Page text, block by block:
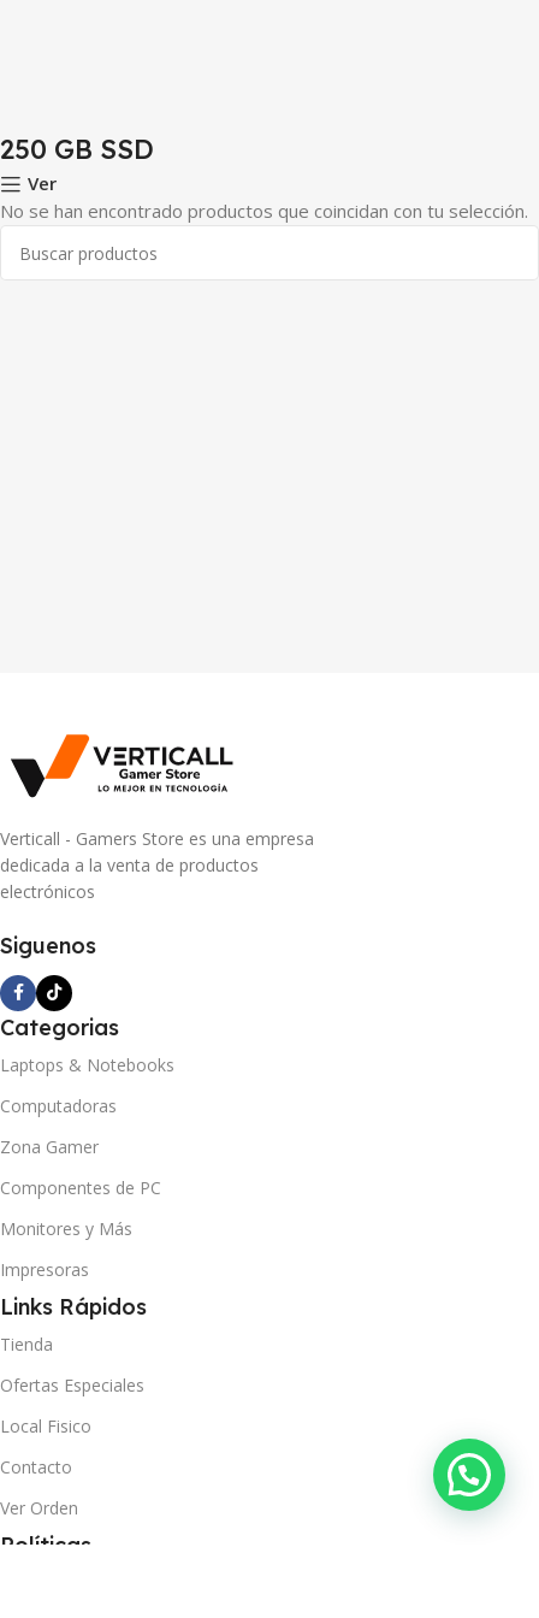
250 GB SSD
Ver
No se han encontrado productos que coincidan con tu selección.
Verticall - Gamers Store es una empresa
dedicada a la venta de productos
electrónicos
Siguenos
Categorias
Laptops & Notebooks
Computadoras
Zona Gamer
Componentes de PC
Monitores y Más
Impresoras
Links Rápidos
Tienda
Ofertas Especiales
Local Fisico
Contacto
Ver Orden
Políticas